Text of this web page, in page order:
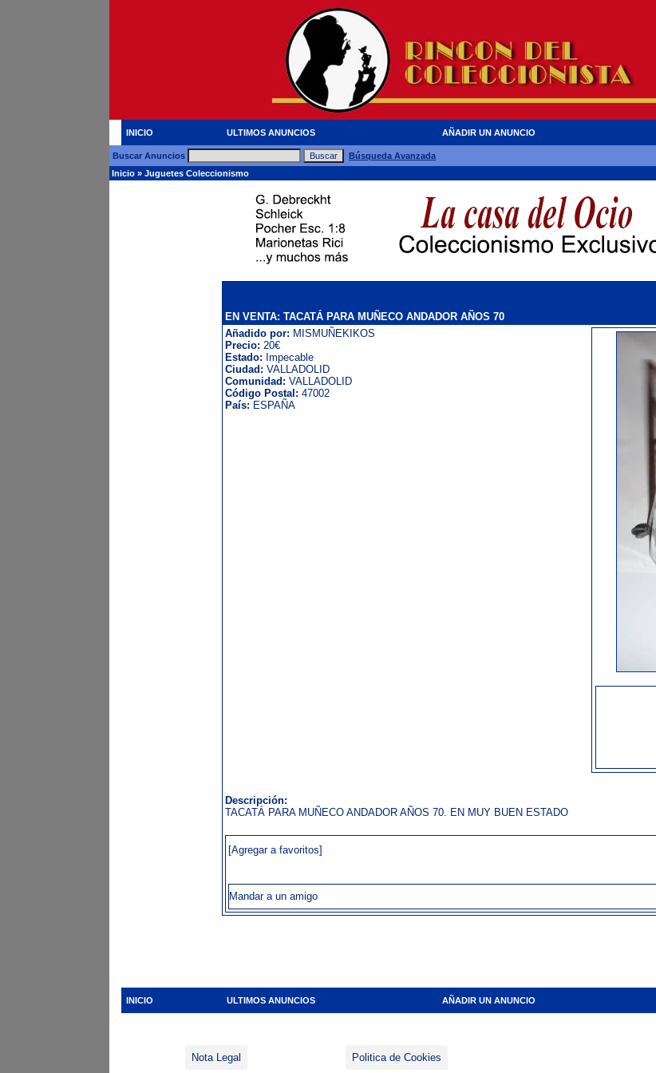
INICIO ULTIMOS ANUNCIOS AÑADIR UN ANUNCIO
Buscar Anuncios
Búsqueda Avanzada
Inicio » Juguetes Coleccionismo
EN VENTA: TACATÁ PARA MUÑECO ANDADOR AÑOS 70
Añadido por: MISMUÑEKIKOS
Precio: 20€
Estado: Impecable
Ciudad: VALLADOLID
Comunidad: VALLADOLID
Código Postal: 47002
País: ESPAÑA
Descripción:
TACATÁ PARA MUÑECO ANDADOR AÑOS 70. EN MUY BUEN ESTADO
[Agregar a favoritos]
Mandar a un amigo
INICIO ULTIMOS ANUNCIOS AÑADIR UN ANUNCIO
Nota Legal Politica de Cookies